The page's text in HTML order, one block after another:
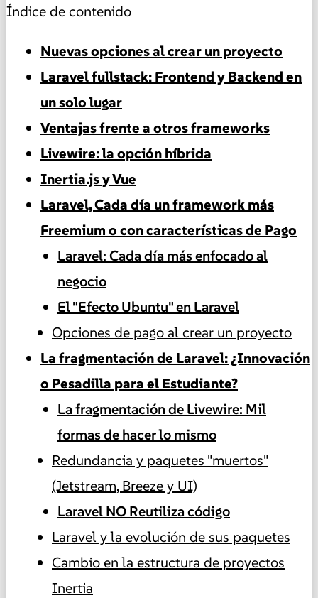
Índice de contenido
Nuevas opciones al crear un proyecto
Laravel fullstack: Frontend y Backend en
un solo lugar
Ventajas frente a otros frameworks
Livewire: la opción híbrida
Inertia.js y Vue
Laravel, Cada día un framework más
Freemium o con características de Pago
Laravel: Cada día más enfocado al
negocio
El "Efecto Ubuntu" en Laravel
Opciones de pago al crear un proyecto
La fragmentación de Laravel: ¿Innovación
o Pesadilla para el Estudiante?
La fragmentación de Livewire: Mil
formas de hacer lo mismo
Redundancia y paquetes "muertos"
(Jetstream, Breeze y UI)
Laravel NO Reutiliza código
Laravel y la evolución de sus paquetes
Cambio en la estructura de proyectos
Inertia